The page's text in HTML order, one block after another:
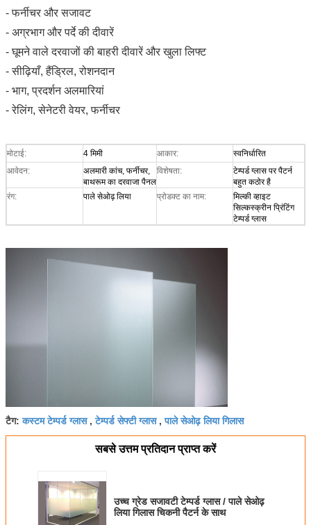
- फर्नीचर और सजावट
- अग्रभाग और पर्दे की दीवारें
- घूमने वाले दरवाजों की बाहरी दीवारें और खुला लिफ्ट
- सीढ़ियाँ, हैंड्रिल, रोशनदान
- भाग, प्रदर्शन अलमारियां
- रेलिंग, सेनेटरी वेयर, फर्नीचर
मोटाई: 4 मिमी आकार:
स्वनिर्धारित
आवेदन:
अलमारी कांच, फर्नीचर,
बाथरूम का दरवाजा पैनल
विशेषता:
टेम्पर्ड ग्लास पर पैटर्न
बहुत कठोर है
रंग:
पाले सेओढ़ लिया प्रोडक्ट का नाम:
मिल्की व्हाइट
सिल्कस्क्रीन प्रिंटिंग
टेम्पर्ड ग्लास
टैग:कस्टम टेम्पर्ड ग्लास,टेम्पर्ड सेफ्टी ग्लास,पाले सेओढ़ लिया गिलास
सबसे उत्तम प्रतिदान प्राप्त करें
उच्च ग्रेड सजावटी टेम्पर्ड ग्लास / पाले सेओढ़
लिया गिलास चिकनी पैटर्न के साथ